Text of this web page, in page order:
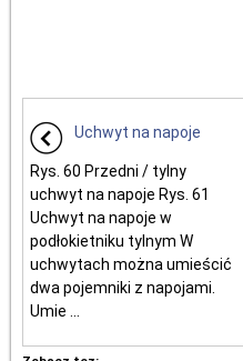
Uchwyt na napoje
Rys. 60 Przedni / tylny
uchwyt na napoje Rys. 61
Uchwyt na napoje w
podłokietniku tylnym W
uchwytach można umieścić
dwa pojemniki z napojami.
Umie ...